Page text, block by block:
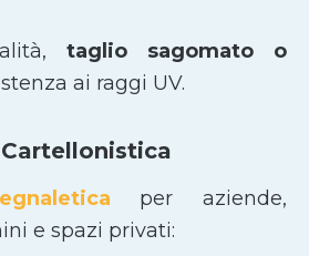
taglio sagomato
o
ai raggi UV.
per aziende,
e spazi privati: